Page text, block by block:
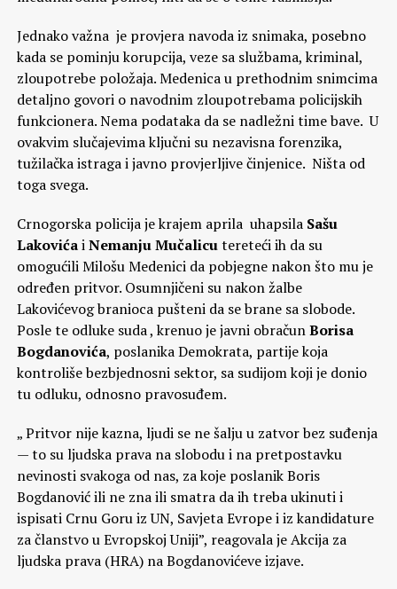
Jednako važna je provjera navoda iz snimaka, posebno
kada se pominju korupcija, veze sa službama, kriminal,
zloupotrebe položaja. Medenica u prethodnim snimcima
detaljno govori o navodnim zloupotrebama policijskih
funkcionera. Nema podataka da se nadležni time bave. U
ovakvim slučajevima ključni su nezavisna forenzika,
tužilačka istraga i javno provjerljive činjenice. Ništa od
toga svega.
Crnogorska policija je krajem aprila uhapsila Sašu
LakovićaiNemanju Mučalicutereteći ih da su
omogućili Milošu Medenici da pobjegne nakon što mu je
određen pritvor. Osumnjičeni su nakon žalbe
Lakovićevog branioca pušteni da se brane sa slobode.
Posle te odluke suda , krenuo je javni obračunBorisa
Bogdanovića, poslanika Demokrata, partije koja
kontroliše bezbjednosni sektor, sa sudijom koji je donio
tu odluku, odnosno pravosuđem.
„ Pritvor nije kazna, ljudi se ne šalju u zatvor bez suđenja
— to su ljudska prava na slobodu i na pretpostavku
nevinosti svakoga od nas, za koje poslanik Boris
Bogdanović ili ne zna ili smatra da ih treba ukinuti i
ispisati Crnu Goru iz UN, Savjeta Evrope i iz kandidature
za članstvo u Evropskoj Uniji”, reagovala je Akcija za
ljudska prava (HRA) na Bogdanovićeve izjave.